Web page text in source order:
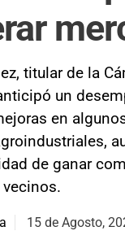
titular de la
un
en
de ganar
15 de Agosto,